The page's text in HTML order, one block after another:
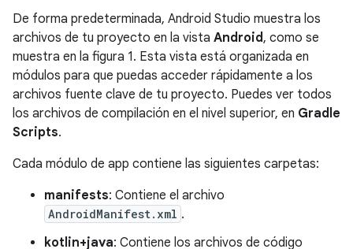
De forma predeterminada, Android Studio muestra los
archivos de tu proyecto en la vista Android , como se
muestra en la figura 1. Esta vista está organizada en
módulos para que puedas acceder rápidamente a los
archivos fuente clave de tu proyecto. Puedes ver todos
los archivos de compilación en el nivel superior, en Gradle
Scripts.
Cada módulo de app contiene las siguientes carpetas:
manifests: Contiene el archivo
AndroidManifest.xml .
kotlin+java: Contiene los archivos de código